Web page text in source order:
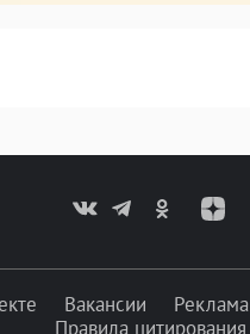
Вакансии Реклама
Правила цитирования